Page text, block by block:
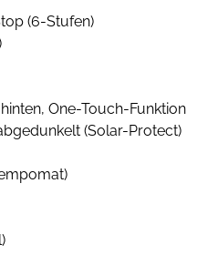
(6-Stufen)
One-Touch-Funktion
(Solar-Protect)